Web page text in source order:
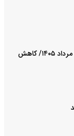
آخرین قیمت دلار، طلا و سکه؛ شبانگاه چهارشنبه ۱۴ مرداد ۱۴۰۵/ کاهش